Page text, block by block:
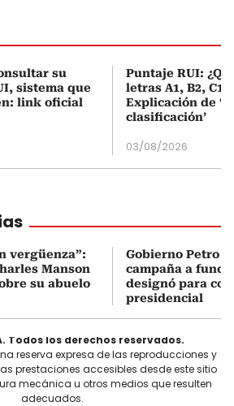
su
sistema que
link oficial
Puntaje RUI:
letras A1, B2, C1
Explicación de
clasificación’
03/08/2026
vergüenza”:
Manson
su abuelo
Gobierno Petro
campaña a
designó para
presidencial
Todos los derechos reservados.
reserva expresa de las reproducciones y
prestaciones accesibles desde este sitio
mecánica u otros medios que resulten
adecuados.